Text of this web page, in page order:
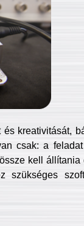
kreativitását,
csak: a
kell állítania
szükséges